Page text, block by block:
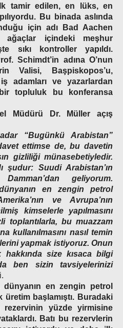
tamir edilen, en lüks, en
Bu binada aslında
için adı Bad Aachen
içindeki meşhur
sıkı kontroller yapıldı.
Schimdt’in adına O’nun
Valisi, Başpiskopos’u,
adamları ve yazarlardan
topluluk bu konferansa
Müdürü Dr. Müller açış
“Bugünkü Arabistan”
ettimse de, bu davetin
gizliliği münasebetiyledir.
şudur: Suudi Arabistan’ın
geliyorum.
en zengin petrol
ve Avrupa’nın
kimselerle yapılmasını
toplantılarla, bu muazzam
kullanılmasını nasıl temin
yapmak istiyoruz. Onun
size kısaca bilgi
ben sizin tavsiyelerinizi
dünyanın en zengin petrol
başlamıştı. Buradaki
yüzde yirmisine
Batı bu rezervlerin